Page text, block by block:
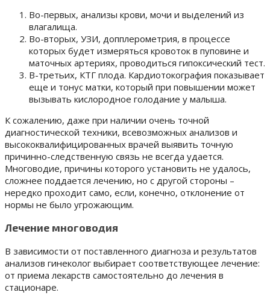
Во-первых, анализы крови, мочи и выделений из
влагалища.
Во-вторых, УЗИ, допплерометрия, в процессе
которых будет измеряться кровоток в пуповине и
маточных артериях, проводиться гипоксический тест.
В-третьих, КТГ плода. Кардиотокография показывает
еще и тонус матки, который при повышении может
вызывать кислородное голодание у малыша.
К сожалению, даже при наличии очень точной
диагностической техники, всевозможных анализов и
высококвалифицированных врачей выявить точную
причинно-следственную связь не всегда удается.
Многоводие, причины которого установить не удалось,
сложнее поддается лечению, но с другой стороны –
нередко проходит само, если, конечно, отклонение от
нормы не было угрожающим.
Лечение многоводия
В зависимости от поставленного диагноза и результатов
анализов гинеколог выбирает соответствующее лечение:
от приема лекарств самостоятельно до лечения в
стационаре.